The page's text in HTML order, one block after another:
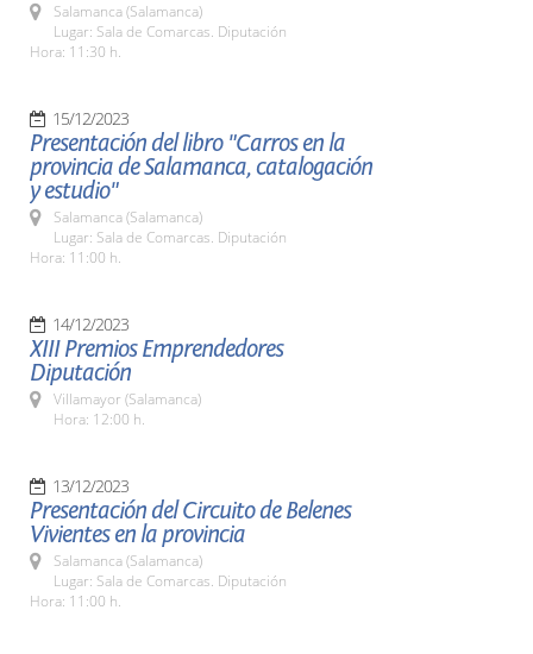
Salamanca (Salamanca)
Lugar: Sala de Comarcas. Diputación
Hora: 11:30 h.
15/12/2023
Presentación del libro "Carros en la
provincia de Salamanca, catalogación
y estudio"
Salamanca (Salamanca)
Lugar: Sala de Comarcas. Diputación
Hora: 11:00 h.
14/12/2023
XIII Premios Emprendedores
Diputación
Villamayor (Salamanca)
Hora: 12:00 h.
13/12/2023
Presentación del Circuito de Belenes
Vivientes en la provincia
Salamanca (Salamanca)
Lugar: Sala de Comarcas. Diputación
Hora: 11:00 h.